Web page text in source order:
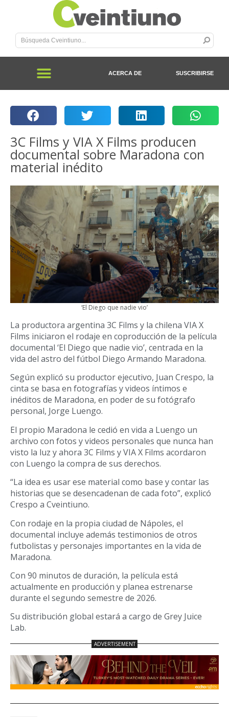
ACERCA DE SUSCRIBIRSE
3C Films y VIA X Films producen
documental sobre Maradona con
material inédito
‘El Diego que nadie vio’
La productora argentina 3C Films y la chilena VIA X
Films iniciaron el rodaje en coproducción de la película
documental ‘El Diego que nadie vio’, centrada en la
vida del astro del fútbol Diego Armando Maradona.
Según explicó su productor ejecutivo, Juan Crespo, la
cinta se basa en fotografías y videos íntimos e
inéditos de Maradona, en poder de su fotógrafo
personal, Jorge Luengo.
El propio Maradona le cedió en vida a Luengo un
archivo con fotos y videos personales que nunca han
visto la luz y ahora 3C Films y VIA X Films acordaron
con Luengo la compra de sus derechos.
“La idea es usar ese material como base y contar las
historias que se desencadenan de cada foto”, explicó
Crespo a Cveintiuno.
Con rodaje en la propia ciudad de Nápoles, el
documental incluye además testimonios de otros
futbolistas y personajes importantes en la vida de
Maradona.
Con 90 minutos de duración, la película está
actualmente en producción y planea estrenarse
durante el segundo semestre de 2026.
Su distribución global estará a cargo de Grey Juice
Lab.